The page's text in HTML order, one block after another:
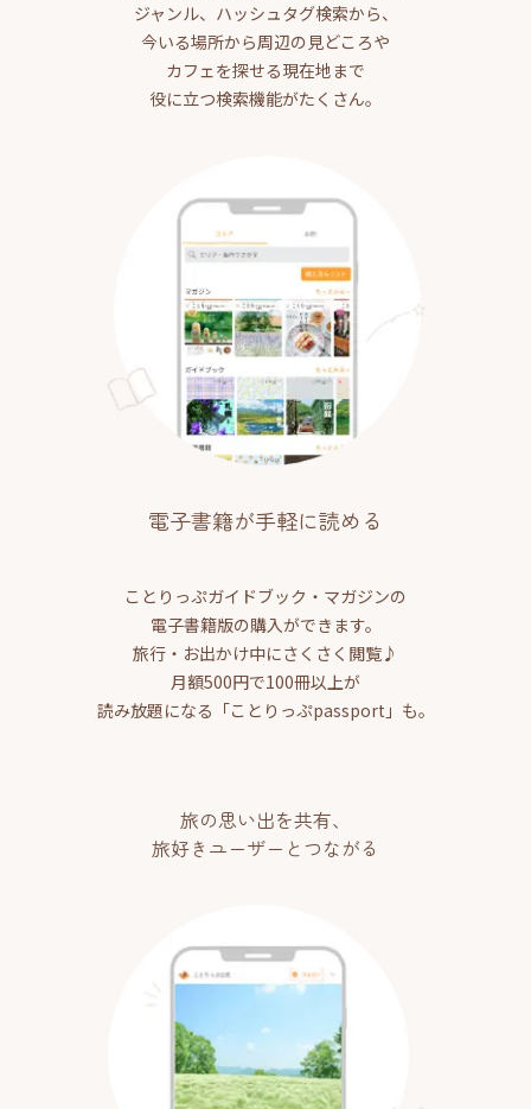
ジャンル、ハッシュタグ検索から、
今いる場所から周辺の見どころや
カフェを探せる現在地まで
役に立つ検索機能がたくさん。
電子書籍が手軽に読める
ことりっぷガイドブック・マガジンの
電子書籍版の購入ができます。
旅行・お出かけ中にさくさく閲覧♪
月額500円で100冊以上が
読み放題になる「ことりっぷpassport」も。
旅の思い出を共有、
旅好きユーザーとつながる